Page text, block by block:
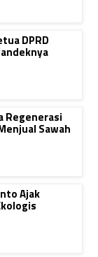
DPRD
Regenerasi
Sawah
Ajak